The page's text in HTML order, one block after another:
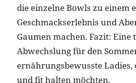
die einzelne Bowls zu einem
Geschmackserlebnis und
Gaumen machen. Fazit: Eine
Abwechslung für den
ernährungsbewusste Ladies,
und fit halten möchten.